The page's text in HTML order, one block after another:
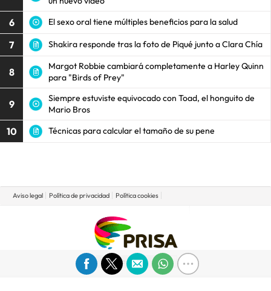
6 El sexo oral tiene múltiples beneficios para la salud
7 Shakira responde tras la foto de Piqué junto a Clara Chía
8
Margot Robbie cambiará completamente a Harley Quinn
para "Birds of Prey"
9
Siempre estuviste equivocado con Toad, el honguito de
Mario Bros
10 Técnicas para calcular el tamaño de su pene
Aviso legal Política de privacidad Política cookies